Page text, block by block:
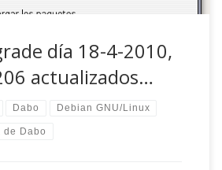
día 18-4-2010,
actualizados…
Dabo Debian GNU/Linux
de Dabo